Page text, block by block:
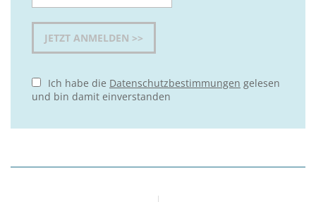
Ich habe die Datenschutzbestimmungen gelesen
und bin damit einverstanden